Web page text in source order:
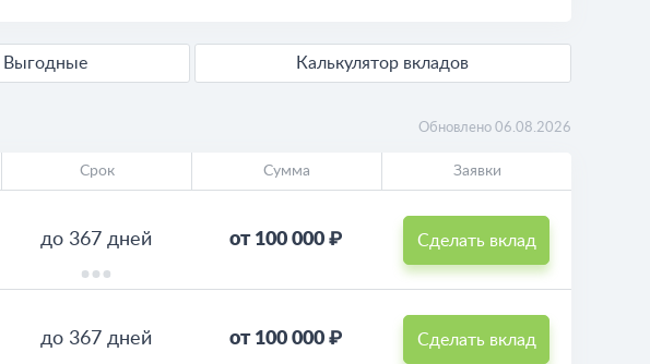
Выгодные Калькулятор вкладов
Обновлено 06.08.2026
Срок Сумма Заявки
до 367 дней от 100 000 ₽ Сделать вклад
до 367 дней от 100 000 ₽ Сделать вклад